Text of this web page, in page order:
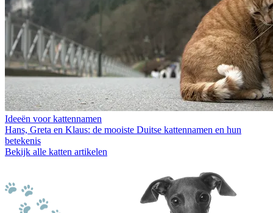
Ideeën voor kattennamen
Hans, Greta en Klaus: de mooiste Duitse kattennamen en hun
betekenis
Bekijk alle katten artikelen